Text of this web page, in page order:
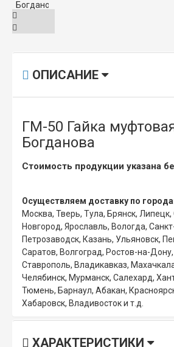
ОПИСАНИЕ
ГМ-50 Гайка
Богданова
Стоимость продукции указана
Осуществляем доставку по
Москва, Тверь, Тула, Брянск,
Новгород, Ярославль, Вологда,
Петрозаводск, Казань, Ульяновск,
Саратов, Волгоград, Ростов-на-
Ставрополь, Владикавказ,
Челябинск, Мурманск, Салехард,
Тюмень, Барнаул, Абакан,
Хабаровск, Владивосток и т.д.
ХАРАКТЕРИСТИКИ